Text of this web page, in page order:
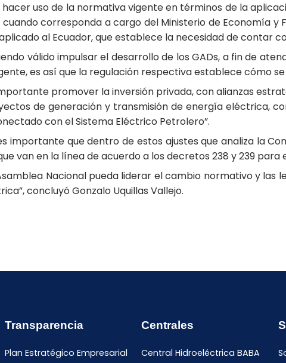
hacer uso de la normativa vigente en términos de la
corresponda a cargo del Ministerio de Economía y
al Ecuador, que establece la necesidad de contar
válido impulsar el desarrollo de los GADs, a fin de
es así que la regulación respectiva establece cómo
promover la inversión privada, con alianzas
de generación y transmisión de energía eléctrica,
con el Sistema Eléctrico Petrolero”.
importante que dentro de estos ajustes que analiza la
van en la línea de acuerdo a los decretos 238 y 239
Nacional pueda liderar el cambio normativo y las
concluyó Gonzalo Uquillas Vallejo.
Transparencia
Plan Estratégico Empresarial
Centrales
Central Hidroeléctrica BABA